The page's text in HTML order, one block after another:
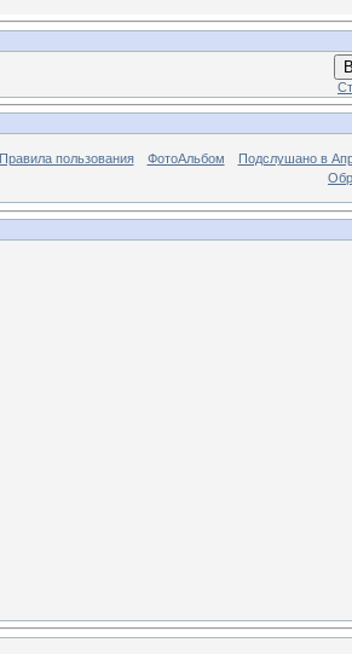
Правила пользования ФотоАльбом
Подслушано в